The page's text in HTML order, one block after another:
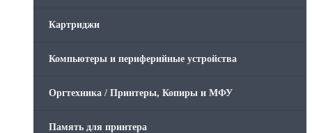
Картриджи
Компьютеры и периферийные устройства
Оргтехника / Принтеры, Копиры и МФУ
Память для принтера